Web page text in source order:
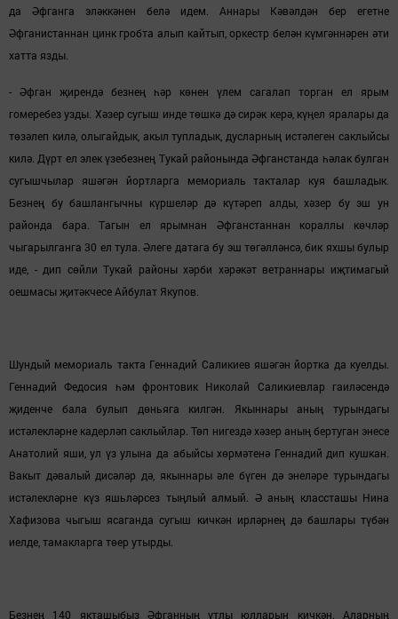
да Әфганга эләккәнен белә идем. Аннары Кәвәлдән бер егетне
Әфганистаннан цинк гробта алып кайтып, оркестр белән күмгәннәрен әти
хатта язды.
- Әфган җирендә безнең һәр көнен үлем сагалап торган ел ярым
гомеребез узды. Хәзер сугыш инде төшкә дә сирәк керә, күңел яралары да
төзәлеп килә, олыгайдык, акыл тупладык, дусларның истәлеген саклыйсы
килә. Дүрт ел элек үзебезнең Тукай районында Әфганстанда һәлак булган
сугышчылар яшәгән йортларга мемориаль такталар куя башладык.
Безнең бу башлангычны күршеләр дә күтәреп алды, хәзер бу эш ун
районда бара. Тагын ел ярымнан Әфганстаннан кораллы көчләр
чыгарылганга 30 ел тула.Әлеге датага бу эш төгәлләнсә, бик яхшы булыр
иде, - дип сөйли Тукай районы хәрби хәрәкәт ветраннары иҗтимагый
оешмасы җитәкчесе Айбулат Якупов.
Шундый мемориаль такта Геннадий Саликиев яшәгән йортка да куелды.
Геннадий Федосия һәм фронтовик Николай Саликиевлар гаиләсендә
җиденче бала булып дөньяга килгән. Якыннары аның турындагы
истәлекләрне кадерләп саклыйлар. Төп нигездә хәзер аның бертуган энесе
Анатолий яши, ул үз улына да абыйсы хөрмәтенә Геннадий дип кушкан.
Вакыт дәвалый дисәләр дә, якыннары әле бүген дә энеләре турындагы
истәлекләрне күз яшьләрсез тыңлый алмый. Ә аның классташы Нина
Хафизова чыгыш ясаганда сугыш кичкән ирләрнең дә башлары түбән
иелде, тамакларга төер утырды.
Безнең 140 якташыбыз Әфганның утлы юлларын кичкән. Аларның